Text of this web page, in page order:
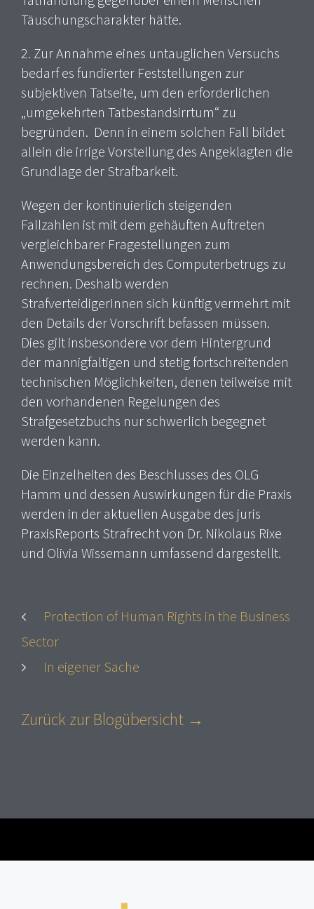
Täuschungscharakter hätte.
2. Zur Annahme eines untauglichen Versuchs
bedarf es fundierter Feststellungen zur
subjektiven Tatseite, um den erforderlichen
„umgekehrten Tatbestandsirrtum“ zu
begründen. Denn in einem solchen Fall bildet
allein die irrige Vorstellung des Angeklagten die
Grundlage der Strafbarkeit.
Wegen der kontinuierlich steigenden
Fallzahlen ist mit dem gehäuften Auftreten
vergleichbarer Fragestellungen zum
Anwendungsbereich des Computerbetrugs zu
rechnen. Deshalb werden
StrafverteidigerInnen sich künftig vermehrt mit
den Details der Vorschrift befassen müssen.
Dies gilt insbesondere vor dem Hintergrund
der mannigfaltigen und stetig fortschreitenden
technischen Möglichkeiten, denen teilweise mit
den vorhandenen Regelungen des
Strafgesetzbuchs nur schwerlich begegnet
werden kann.
Die Einzelheiten des Beschlusses des OLG
Hamm und dessen Auswirkungen für die Praxis
werden in der aktuellen Ausgabe des juris
PraxisReports Strafrecht von Dr. Nikolaus Rixe
und Olivia Wissemann umfassend dargestellt.
Protection of Human Rights in the Business
Sector
In eigener Sache
Zurück zur Blogübersicht →